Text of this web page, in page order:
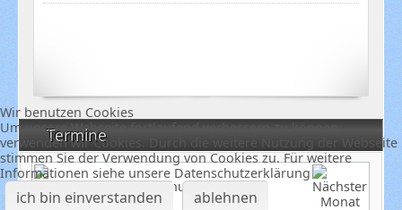
Termine
Januar 2024
Wir benutzen Cookies
Um unsere Webseite fortlaufend verbessern zu können,
verwenden wir Cookies. Durch die weitere Nutzung der Webseite
stimmen Sie der Verwendung von Cookies zu. Für weitere
Informationen siehe unsere Datenschutzerklärung
ich bin einverstanden ablehnen